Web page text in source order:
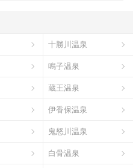
十勝川温泉
鳴子温泉
蔵王温泉
伊香保温泉
鬼怒川温泉
白骨温泉